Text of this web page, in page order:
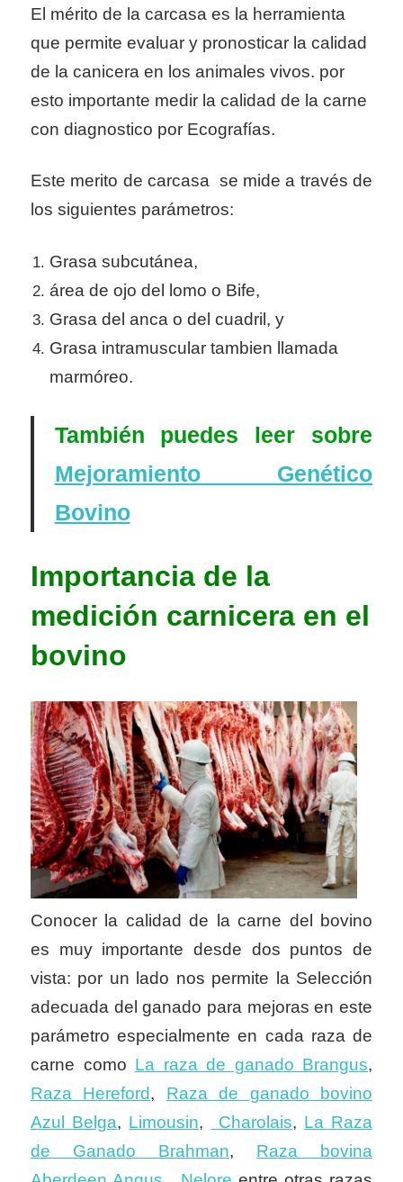
El mérito de la carcasa es la herramienta
que permite evaluar y pronosticar la calidad
de la canicera en los animales vivos. por
esto importante medir la calidad de la carne
con diagnostico por Ecografías.
Este merito de carcasa se mide a través de
los siguientes parámetros:
Grasa subcutánea,
área de ojo del lomo o Bife,
Grasa del anca o del cuadril, y
Grasa intramuscular tambien llamada
marmóreo.
También puedes leer sobre
Mejoramiento Genético
Bovino
Importancia de la
medición carnicera en el
bovino
Conocer la calidad de la carne del bovino
es muy importante desde dos puntos de
vista: por un lado nos permite la Selección
adecuada del ganado para mejoras en este
parámetro especialmente en cada raza de
carne como La raza de ganado Brangus,
Raza Hereford, Raza de ganado bovino
Azul Belga, Limousin, Charolais, La Raza
de Ganado Brahman, Raza bovina